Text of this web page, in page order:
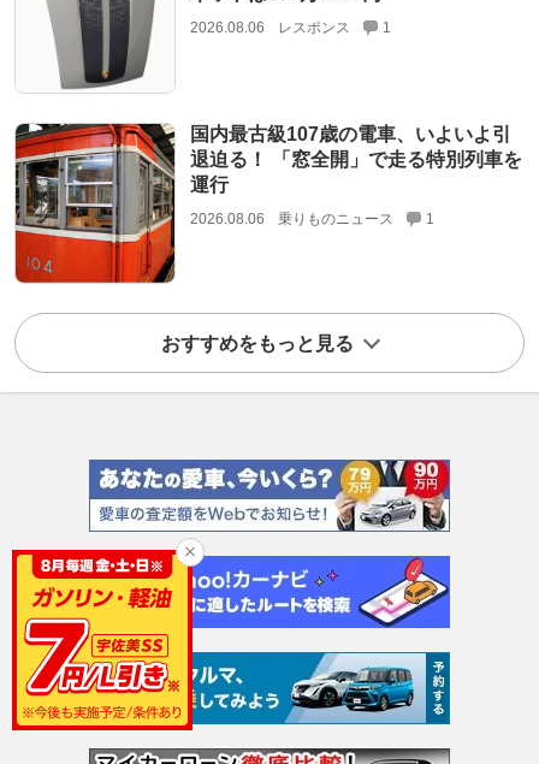
2026.08.06 レスポンス 1
国内最古級107歳の電車、いよいよ引
退迫る！ 「窓全開」で走る特別列車を
運行
2026.08.06 乗りものニュース 1
おすすめをもっと見る